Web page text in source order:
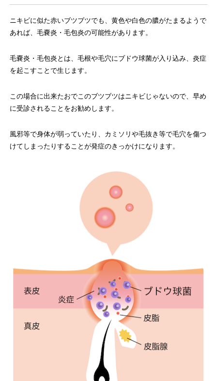
ニキビに似た赤いブツブツでも、黄色や白色の膿がたまるようで
あれば、毛嚢炎・毛包炎の可能性があります。
毛嚢炎・毛包炎とは、毛根や毛穴にブドウ球菌が入り込み、炎症
を起こすことで生じます。
この場合に出来たおでこのブツブツはニキビじゃないので、早め
に受診されることをお勧めします。
風邪等で身体が弱っていたり、カミソリや毛抜き等で毛穴を傷つ
けてしまったりすることが発症のきっかけになります。